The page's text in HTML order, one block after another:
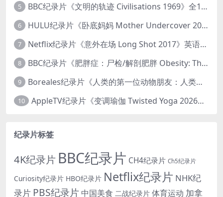
5 BBC纪录片《文明的轨迹 Civilisations 1969》全13集 英语中英双字 高清收藏版 1080P/MKV/64.1G 西方艺术史话
6 HULU纪录片《卧底妈妈 Mother Undercover 2023》全4集 英语中英双字 官方纯净版 1080P/MKV/7.6G 拯救孩子
7 Netflix纪录片《意外在场 Long Shot 2017》英语中字 720P/NKV/1.06GB 美国谋杀误判案件
8 BBC纪录片《肥胖症：尸检/解剖肥胖 Obesity: The Post Mortem 2016》英语中英双字 无水印纯净版 1080P/MKV/1.03G
9 Boreales纪录片《人类的第一位动物朋友：人类和狗的神奇故事 Man’s First Friend 2018》英语中英双字 1080P/MP4/1.8G 狗的神奇故事
10 AppleTV纪录片《变调瑜伽 Twisted Yoga 2026》全3集 英语中英双字 无水印纯净版 1080P/MKV/10G 瑜伽大师背后的真相
纪录片标签
4K纪录片 BBC纪录片 CH4纪录片 Ch5纪录片
Curiosity纪录片 HBO纪录片 Netflix纪录片 NHK纪
录片 PBS纪录片 中国美食 二战纪录片 体育运动 加拿